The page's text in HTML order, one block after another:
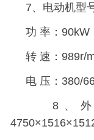
7、电动机型
功 率：90kW
转 速：989r/
电 压：380/
8、外型